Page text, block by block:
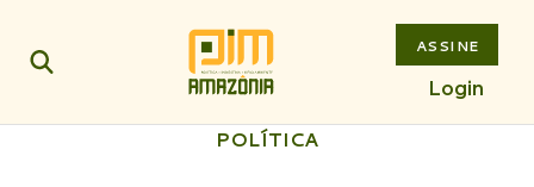
ASSINE
Login
POLÍTICA